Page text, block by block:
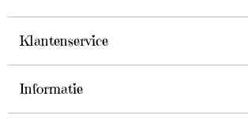
Klantenservice
Informatie